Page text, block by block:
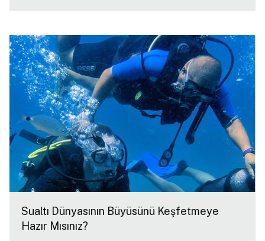
Sualtı Dünyasının Büyüsünü Keşfetmeye
Hazır Mısınız?